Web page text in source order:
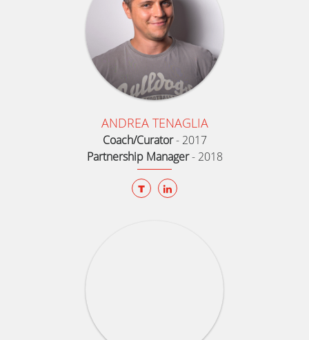
ANDREA TENAGLIA
Coach/Curator- 2017
Partnership Manager- 2018